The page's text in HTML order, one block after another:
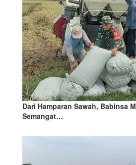
Dari Hamparan Sawah, Babinsa
Semangat…